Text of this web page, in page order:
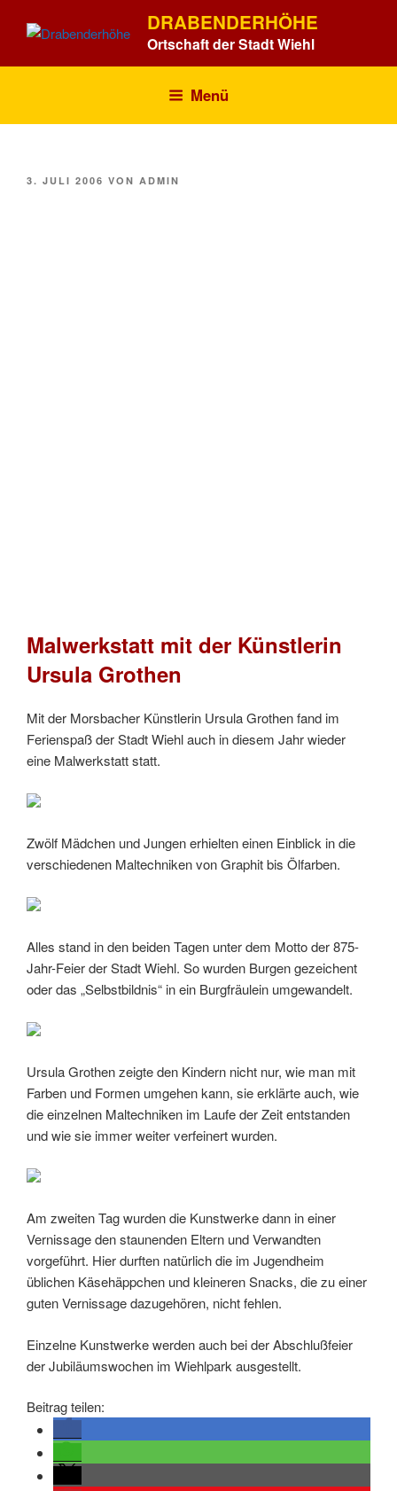
Inhalt
DRABENDERHÖHE
Ortschaft der Stadt Wiehl
Menü
VERÖFFENTLICHT
3. JULI 2006 VON ADMIN
Malwerkstatt mit der Künstlerin
Ursula Grothen
Mit der Morsbacher Künstlerin Ursula Grothen fand im
Ferienspaß der Stadt Wiehl auch in diesem Jahr wieder
eine Malwerkstatt statt.
Zwölf Mädchen und Jungen erhielten einen Einblick in die
verschiedenen Maltechniken von Graphit bis Ölfarben.
Alles stand in den beiden Tagen unter dem Motto der 875-
Jahr-Feier der Stadt Wiehl. So wurden Burgen gezeichent
oder das „Selbstbildnis“ in ein Burgfräulein umgewandelt.
Ursula Grothen zeigte den Kindern nicht nur, wie man mit
Farben und Formen umgehen kann, sie erklärte auch, wie
die einzelnen Maltechniken im Laufe der Zeit entstanden
und wie sie immer weiter verfeinert wurden.
Am zweiten Tag wurden die Kunstwerke dann in einer
Vernissage den staunenden Eltern und Verwandten
vorgeführt. Hier durften natürlich die im Jugendheim
üblichen Käsehäppchen und kleineren Snacks, die zu einer
guten Vernissage dazugehören, nicht fehlen.
Einzelne Kunstwerke werden auch bei der Abschlußfeier
der Jubiläumswochen im Wiehlpark ausgestellt.
Beitrag teilen: